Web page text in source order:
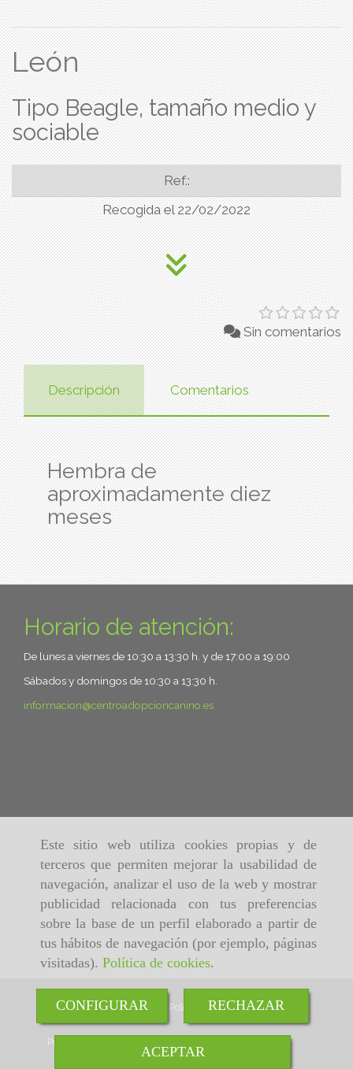
Este sitio web utiliza cookies propias y de
terceros que permiten mejorar la usabilidad de
navegación, analizar el uso de la web y mostrar
publicidad relacionada con tus preferencias
sobre la base de un perfil elaborado a partir de
tus hábitos de navegación (por ejemplo, páginas
visitadas). Política de cookies.
CONFIGURAR RECHAZAR
ACEPTAR
León
Tipo Beagle, tamaño medio y
sociable
Ref.:
Recogida el 22/02/2022
Sin comentarios
Descripción Comentarios
Hembra de
aproximadamente diez
meses
Horario de atención:
De lunes a viernes de 10:30 a 13:30 h. y de 17:00 a 19:00
Sábados y domingos de 10:30 a 13:30 h.
informacion
centroadopcioncanino.es
Inicio Aviso Legal Política de cookies
Política de Privacidad